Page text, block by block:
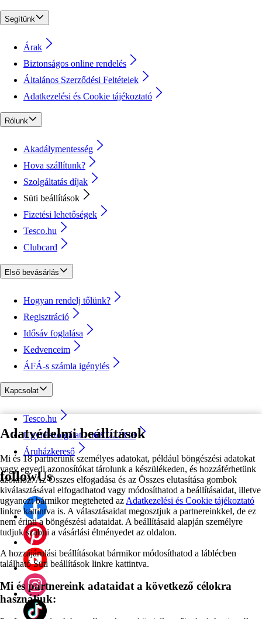
Adatvédelmi beállítások
Mi és 18 partnerünk személyes adatokat, például böngészési adatokat
vagy egyedi azonosítókat tárolunk a készülékeden, és hozzáférhetünk
azokhoz. Az Összes elfogadása és az Összes elutasítása gombok
kiválasztásával elfogadhatod vagy módosíthatod a beállításaidat, illetve
ugyanezt bármikor megteheted az Adatkezelési és Cookie tájékoztató
linkre kattintva is. A választásaidat megosztjuk a partnereinkkel, de ez
nem érinti a böngészési adataidat. A beállításaid alapján személyre
tudjuk szabni a vásárlási élményedet az oldalon.
A hozzájárulási beállításokat bármikor módosíthatod a láblécben
található Süti beállítások linkre kattintva.
Mi és partnereink adataidat a következő célokra
használjuk:
Segítünk
Árak
Biztonságos online rendelés
Általános Szerződési Feltételek
Adatkezelési és Cookie tájékoztató
Rólunk
Akadálymentesség
Hova szállítunk?
Szolgáltatás díjak
Süti beállítások
Fizetési lehetőségek
Tesco.hu
Clubcard
Első bevásárlás
Hogyan rendelj tőlünk?
Regisztráció
Idősáv foglalása
Kedvenceim
ÁFÁ-s számla igénylés
Kapcsolat
Tesco.hu
Ügyfélszolgálat - 0680222333
Áruházkereső
followUs